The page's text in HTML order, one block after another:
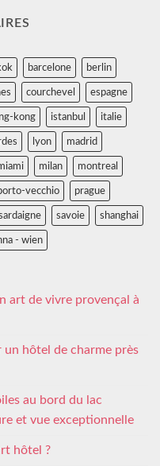
barcelone berlin
courchevel espagne
kong istanbul italie
lyon madrid
milan montreal
vecchio prague
savoie shanghai
- wien
art de vivre provençal à
un hôtel de charme près
au bord du lac
et vue exceptionnelle
hôtel ?